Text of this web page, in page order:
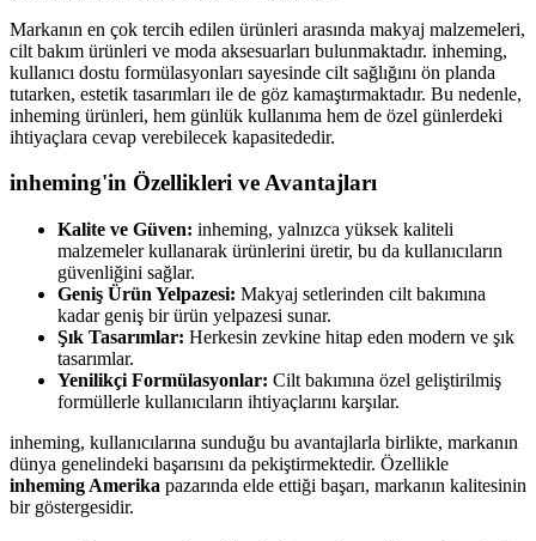
Markanın en çok tercih edilen ürünleri arasında makyaj malzemeleri,
cilt bakım ürünleri ve moda aksesuarları bulunmaktadır. inheming,
kullanıcı dostu formülasyonları sayesinde cilt sağlığını ön planda
tutarken, estetik tasarımları ile de göz kamaştırmaktadır. Bu nedenle,
inheming ürünleri, hem günlük kullanıma hem de özel günlerdeki
ihtiyaçlara cevap verebilecek kapasitededir.
inheming'in Özellikleri ve Avantajları
Kalite ve Güven: inheming, yalnızca yüksek kaliteli
malzemeler kullanarak ürünlerini üretir, bu da kullanıcıların
güvenliğini sağlar.
Geniş Ürün Yelpazesi: Makyaj setlerinden cilt bakımına
kadar geniş bir ürün yelpazesi sunar.
Şık Tasarımlar: Herkesin zevkine hitap eden modern ve şık
tasarımlar.
Yenilikçi Formülasyonlar: Cilt bakımına özel geliştirilmiş
formüllerle kullanıcıların ihtiyaçlarını karşılar.
inheming, kullanıcılarına sunduğu bu avantajlarla birlikte, markanın
dünya genelindeki başarısını da pekiştirmektedir. Özellikle
inheming Amerika pazarında elde ettiği başarı, markanın kalitesinin
bir göstergesidir.